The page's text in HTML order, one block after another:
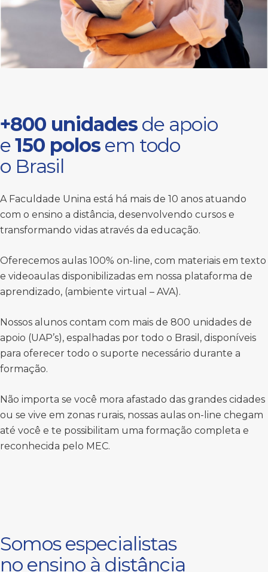
+800 unidades de apoio
e150 polos em todo
o Brasil
A Faculdade Unina está há mais de 10 anos atuando
com o ensino a distância, desenvolvendo cursos e
transformando vidas através da educação.
Oferecemos aulas 100% on-line, com materiais em texto
e videoaulas disponibilizadas em nossa plataforma de
aprendizado, (ambiente virtual – AVA).
Nossos alunos contam com mais de 800 unidades de
apoio (UAP’s), espalhadas por todo o Brasil, disponíveis
para oferecer todo o suporte necessário durante a
formação.
Não importa se você mora afastado das grandes cidades
ou se vive em zonas rurais, nossas aulas on-line chegam
até você e te possibilitam uma formação completa e
reconhecida pelo MEC.
Somos especialistas
no ensino à distância